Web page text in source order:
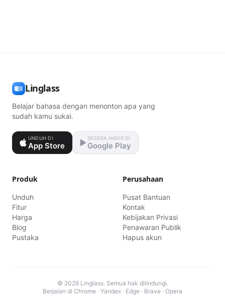
Linglass
Belajar bahasa dengan menonton apa yang
sudah kamu sukai.
UNDUH DI
App Store
SEGERA HADIR DI
Google Play
Produk
Unduh
Fitur
Harga
Blog
Pustaka
Perusahaan
Pusat Bantuan
Kontak
Kebijakan Privasi
Penawaran Publik
Hapus akun
© 2026 Linglass. Semua hak dilindungi.
Berjalan di Chrome · Yandex · Edge · Brave · Opera